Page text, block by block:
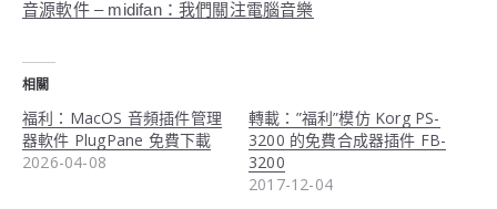
音源軟件– midifan：我們關注電腦音樂
相關
福利：MacOS 音頻插件管理
器軟件 PlugPane 免費下載
2026-04-08
轉載：”福利”模仿 Korg PS-
3200 的免費合成器插件 FB-
3200
2017-12-04